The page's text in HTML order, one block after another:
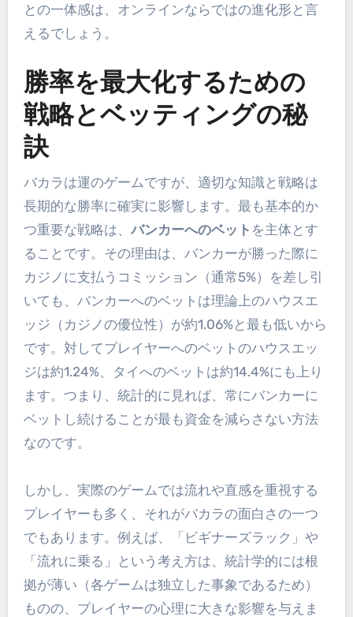
との一体感は、オンラインならではの進化形と言
えるでしょう。
勝率を最大化するための
戦略とベッティングの秘
訣
バカラは運のゲームですが、適切な知識と戦略は
長期的な勝率に確実に影響します。最も基本的か
つ重要な戦略は、 バンカーへのベット を主体とす
ることです。その理由は、バンカーが勝った際に
カジノに支払うコミッション（通常5%）を差し引
いても、バンカーへのベットは理論上のハウスエ
ッジ（カジノの優位性）が約1.06%と最も低いから
です。対してプレイヤーへのベットのハウスエッ
ジは約1.24%、タイへのベットは約14.4%にも上り
ます。つまり、統計的に見れば、常にバンカーに
ベットし続けることが最も資金を減らさない方法
なのです。
しかし、実際のゲームでは流れや直感を重視する
プレイヤーも多く、それがバカラの面白さの一つ
でもあります。例えば、「ビギナーズラック」や
「流れに乗る」という考え方は、統計学的には根
拠が薄い（各ゲームは独立した事象であるため）
ものの、プレイヤーの心理に大きな影響を与えま